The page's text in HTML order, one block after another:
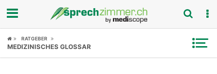
FokusRATGEBER
MEDIZINISCHES GLOSSAR